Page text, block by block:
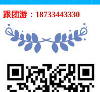
跟团游：18733443330